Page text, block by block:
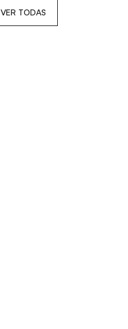
VER TODAS